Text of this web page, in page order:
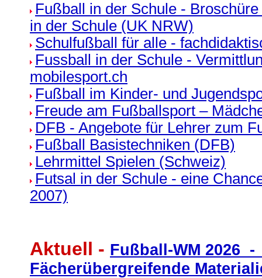
Fußball in der Schule -
in der Schule (UK NRW)
Schulfußball für alle -
Fussball in der Schule -
mobilesport.ch
Fußball im Kinder- und
Freude am Fußballsport –
DFB - Angebote für Lehrer zum
Fußball Basistechniken (DFB)
Lehrmittel Spielen (Schweiz)
Futsal in der Schule - eine
2007)
Aktuell - Fußball-WM 2026 -
Fächerübergreifende